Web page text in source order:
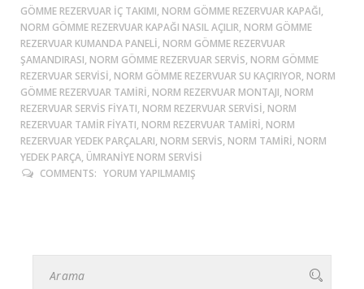
GÖMME REZERVUAR İÇ TAKIMI, NORM GÖMME REZERVUAR KAPAĞI,
NORM GÖMME REZERVUAR KAPAĞI NASIL AÇILIR, NORM GÖMME
REZERVUAR KUMANDA PANELI, NORM GÖMME REZERVUAR
ŞAMANDIRASI, NORM GÖMME REZERVUAR SERVIS, NORM GÖMME
REZERVUAR SERVISI, NORM GÖMME REZERVUAR SU KAÇIRIYOR, NORM
GÖMME REZERVUAR TAMIRI, NORM REZERVUAR MONTAJI, NORM
REZERVUAR SERVIS FIYATI, NORM REZERVUAR SERVISI, NORM
REZERVUAR TAMIR FIYATI, NORM REZERVUAR TAMIRI, NORM
REZERVUAR YEDEK PARÇALARI, NORM SERVIS, NORM TAMIRI, NORM
YEDEK PARÇA, ÜMRANIYE NORM SERVISI
COMMENTS: YORUM YAPILMAMIŞ